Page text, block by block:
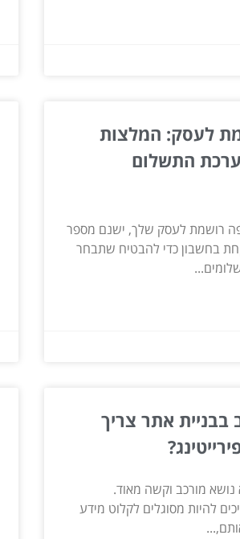
לעסק: המלצות
התשלום
רושמת לעסק שלך, ישנם מספר
בחשבון כדי להבטיח שתבחר
בבניית אתר צריך
נושא מורכב וקשה מאוד.
להיות מסוגלים לקלוט מידע